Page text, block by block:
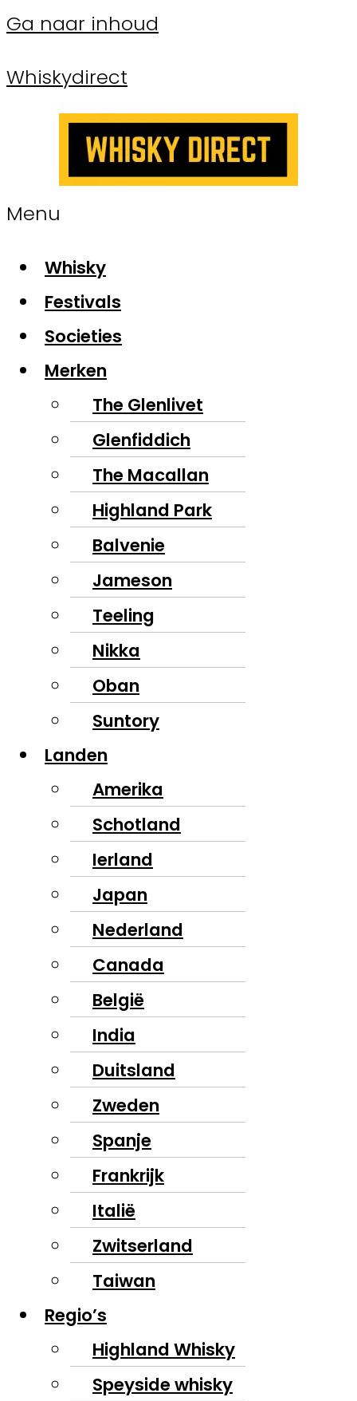
Ga naar inhoud
Whiskydirect
Menu
Whisky
Festivals
Societies
Merken
The Glenlivet
Glenfiddich
The Macallan
Highland Park
Balvenie
Jameson
Teeling
Nikka
Oban
Suntory
Landen
Amerika
Schotland
Ierland
Japan
Nederland
Canada
België
India
Duitsland
Zweden
Spanje
Frankrijk
Italië
Zwitserland
Taiwan
Regio’s
Highland Whisky
Speyside whisky